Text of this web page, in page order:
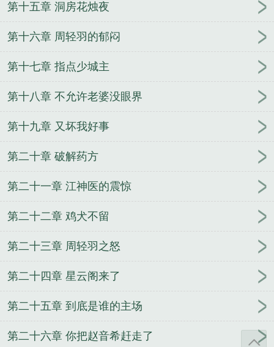
第十五章 洞房花烛夜
第十六章 周轻羽的郁闷
第十七章 指点少城主
第十八章 不允许老婆没眼界
第十九章 又坏我好事
第二十章 破解药方
第二十一章 江神医的震惊
第二十二章 鸡犬不留
第二十三章 周轻羽之怒
第二十四章 星云阁来了
第二十五章 到底是谁的主场
第二十六章 你把赵音希赶走了